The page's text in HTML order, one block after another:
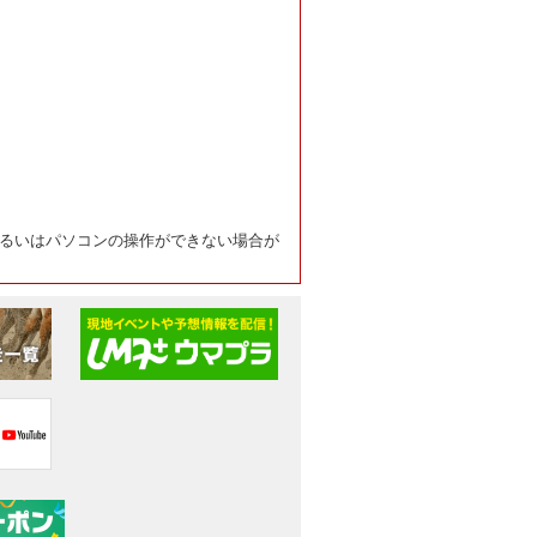
いはパソコンの操作ができない場合が